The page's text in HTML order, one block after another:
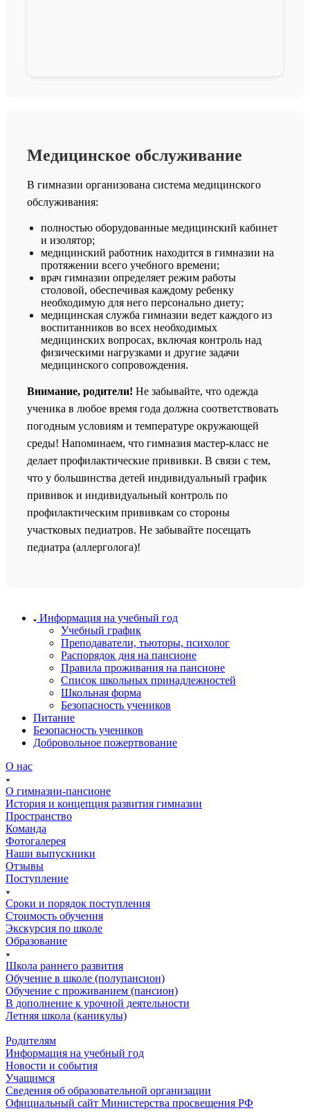
Медицинское обслуживание
В гимназии организована система медицинского
обслуживания:
полностью оборудованные медицинский кабинет
и изолятор;
медицинский работник находится в гимназии на
протяжении всего учебного времени;
врач гимназии определяет режим работы
столовой, обеспечивая каждому ребенку
необходимую для него персонально диету;
медицинская служба гимназии ведет каждого из
воспитанников во всех необходимых
медицинских вопросах, включая контроль над
физическими нагрузками и другие задачи
медицинского сопровождения.
Внимание, родители! Не забывайте, что одежда
ученика в любое время года должна соответствовать
погодным условиям и температуре окружающей
среды! Напоминаем, что гимназия мастер-класс не
делает профилактические прививки. В связи с тем,
что у большинства детей индивидуальный график
прививок и индивидуальный контроль по
профилактическим прививкам со стороны
участковых педиатров. Не забывайте посещать
педиатра (аллерголога)!
Информация на учебный год
Учебный график
Преподаватели, тьюторы, психолог
Распорядок дня на пансионе
Правила проживания на пансионе
Список школьных принадлежностей
Школьная форма
Безопасность учеников
Питание
Безопасность учеников
Добровольное пожертвование
О нас
О гимназии-пансионе
История и концепция развития гимназии
Пространство
Команда
Фотогалерея
Наши выпускники
Отзывы
Поступление
Сроки и порядок поступления
Стоимость обучения
Экскурсия по школе
Образование
Школа раннего развития
Обучение в школе (полупансион)
Обучение с проживанием (пансион)
В дополнение к урочной деятельности
Летняя школа (каникулы)
Родителям
Информация на учебный год
Новости и события
Учащимся
Сведения об образовательной организации
Официальный сайт Министерства просвещения РФ